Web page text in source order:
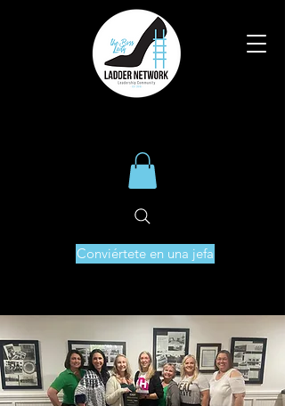
Conviértete en una jefa